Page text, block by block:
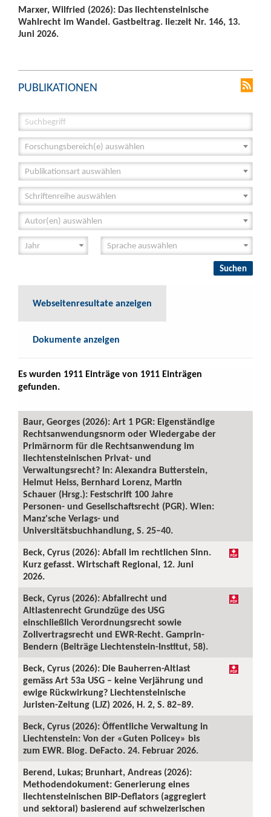
Marxer, Wilfried (2026): Das liechtensteinische
Wahlrecht im Wandel. Gastbeitrag. lie:zeit Nr. 146, 13.
Juni 2026.
PUBLIKATIONEN
Forschungsbereich(e) auswählen
Publikationsart auswählen
Schriftenreihe auswählen
Autor(en) auswählen
Webseitenresultate anzeigen
Dokumente anzeigen
Es wurden 1911 Einträge von 1911 Einträgen
gefunden.
Baur, Georges (2026): Art 1 PGR: Eigenständige
Rechtsanwendungsnorm oder Wiedergabe der
Primärnorm für die Rechtsanwendung im
liechtensteinischen Privat- und
Verwaltungsrecht? In: Alexandra Butterstein,
Helmut Heiss, Bernhard Lorenz, Martin
Schauer (Hrsg.): Festschrift 100 Jahre
Personen- und Gesellschaftsrecht (PGR). Wien:
Manz'sche Verlags- und
Universitätsbuchhandlung, S. 25–40.
Beck, Cyrus (2026): Abfall im rechtlichen Sinn.
Kurz gefasst. Wirtschaft Regional, 12. Juni
2026.
Beck, Cyrus (2026): Abfallrecht und
Altlastenrecht Grundzüge des USG
einschließlich Verordnungsrecht sowie
Zollvertragsrecht und EWR-Recht. Gamprin-
Bendern (Beiträge Liechtenstein-Institut, 58).
Beck, Cyrus (2026): Die Bauherren-Altlast
gemäss Art 53a USG – keine Verjährung und
ewige Rückwirkung? Liechtensteinische
Juristen-Zeitung (LJZ) 2026, H. 2, S. 82–89.
Beck, Cyrus (2026): Öffentliche Verwaltung in
Liechtenstein: Von der «Guten Policey» bis
zum EWR. Blog. DeFacto. 24. Februar 2026.
Berend, Lukas; Brunhart, Andreas (2026):
Methodendokument: Generierung eines
liechtensteinischen BIP-Deflators (aggregiert
und sektoral) basierend auf schweizerischen